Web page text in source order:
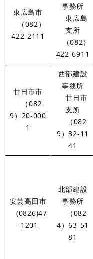
東広島市
（082）
422-2111
事務所
東広島
支所
（082）
422-6911
廿日市市
（082
9）20-000
1
西部建設
事務所
廿日市
支所
（082
9）32-11
41
安芸高田市
(0826)47
-1201
北部建設
事務所
（082
4）63-51
81